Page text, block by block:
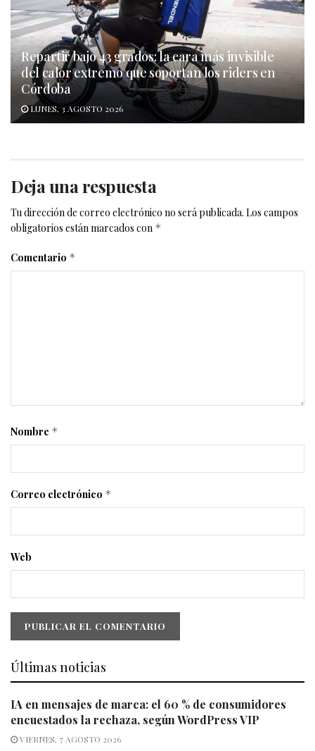
Repartir bajo 43 grados: la cara más invisible
del calor extremo que soportan los riders en
Córdoba
LUNES, 3 AGOSTO 2026
Deja una respuesta
Tu dirección de correo electrónico no será publicada. Los campos
obligatorios están marcados con *
Comentario *
Nombre *
Correo electrónico *
Web
Últimas noticias
IA en mensajes de marca: el 60 % de consumidores
encuestados la rechaza, según WordPress VIP
VIERNES, 7 AGOSTO 2026